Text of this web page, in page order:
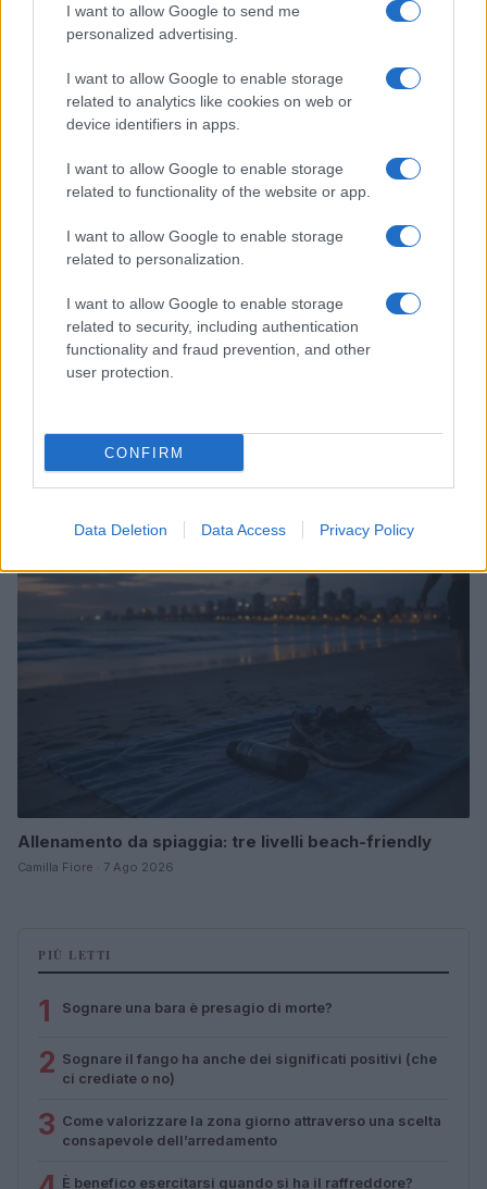
I want to allow Google to send me
personalized advertising.
I want to allow Google to enable storage
related to analytics like cookies on web or
device identifiers in apps.
I want to allow Google to enable storage
related to functionality of the website or app.
I want to allow Google to enable storage
related to personalization.
I want to allow Google to enable storage
related to security, including authentication
functionality and fraud prevention, and other
user protection.
CONFIRM
Data Deletion Data Access Privacy Policy
Mostre di moda 2026: Franco Moschino a Forte di
Cristian Castiglioni · 7 Ago 2026
Guida sensoriale: note aromatiche per focalizzazione,
relax e buonumore
Camilla Fiore · 7 Ago 2026
FITNESS
Allenamento da spiaggia: tre livelli beach-friendly
Camilla Fiore · 7 Ago 2026
PIÙ LETTI
1 Sognare una bara è presagio di morte?
2 Sognare il fango ha anche dei significati positivi (che
ci crediate o no)
3 Come valorizzare la zona giorno attraverso una scelta
consapevole dell’arredamento
È benefico esercitarsi quando si ha il raffreddore?